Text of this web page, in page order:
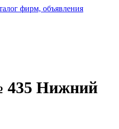
фирм, объявления
435 Нижний